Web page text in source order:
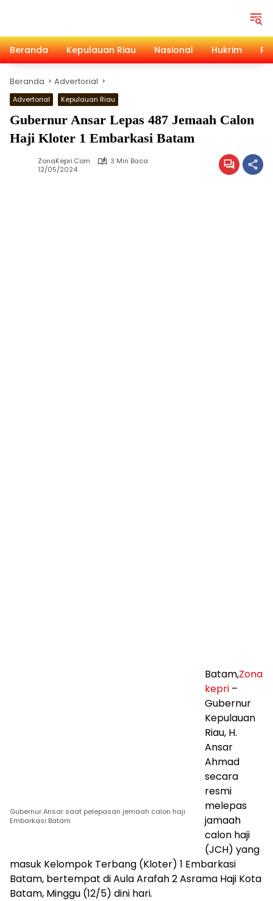
Beranda
Kepulauan Riau Nasional Hukrim
Beranda Advertorial
Advertorial Kepulauan Riau
Gubernur Ansar Lepas 487 Jemaah Calon
Haji Kloter 1 Embarkasi Batam
ZonaKepri.com
3 Min Baca
12/05/2024
Gubernur Ansar saat pelepasan jemaah calon haji
Embarkasi Batam
Batam,Zona
kepri –
Gubernur
Kepulauan
Riau, H.
Ansar
Ahmad
secara
resmi
melepas
jamaah
calon haji
(JCH) yang
masuk Kelompok Terbang (Kloter) 1 Embarkasi
Batam, bertempat di Aula Arafah 2 Asrama Haji Kota
Batam, Minggu (12/5) dini hari.